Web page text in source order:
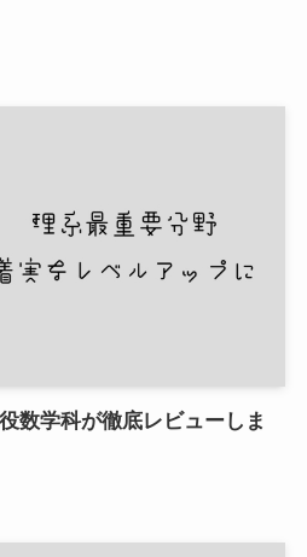
数学科が徹底レビューしま